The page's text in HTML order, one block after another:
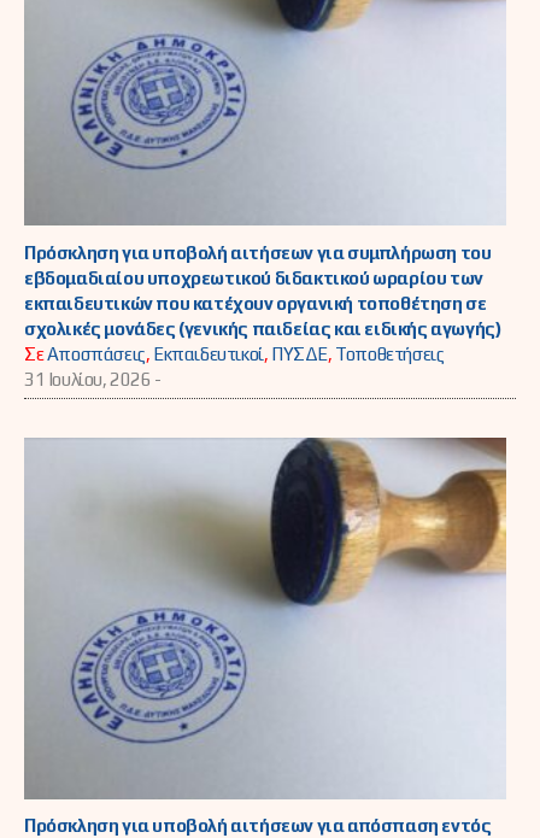
Πρόσκληση για υποβολή αιτήσεων για συμπλήρωση του
εβδομαδιαίου υποχρεωτικού διδακτικού ωραρίου των
εκπαιδευτικών που κατέχουν οργανική τοποθέτηση σε
σχολικές μονάδες (γενικής παιδείας και ειδικής αγωγής)
ΣεΑποσπάσεις, Εκπαιδευτικοί, ΠΥΣΔΕ, Τοποθετήσεις
31 Ιουλίου, 2026 -
Πρόσκληση για υποβολή αιτήσεων για απόσπαση εντός